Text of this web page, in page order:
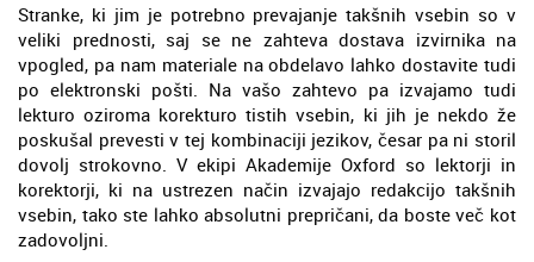
Stranke, ki jim je potrebno prevajanje takšnih vsebin so v
veliki prednosti, saj se ne zahteva dostava izvirnika na
vpogled, pa nam materiale na obdelavo lahko dostavite tudi
po elektronski pošti. Na vašo zahtevo pa izvajamo tudi
lekturo oziroma korekturo tistih vsebin, ki jih je nekdo že
poskušal prevesti v tej kombinaciji jezikov, česar pa ni storil
dovolj strokovno. V ekipi Akademije Oxford so lektorji in
korektorji, ki na ustrezen način izvajajo redakcijo takšnih
vsebin, tako ste lahko absolutni prepričani, da boste več kot
zadovoljni.